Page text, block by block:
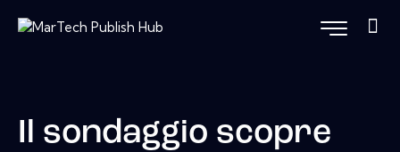
Il sondaggio scopre